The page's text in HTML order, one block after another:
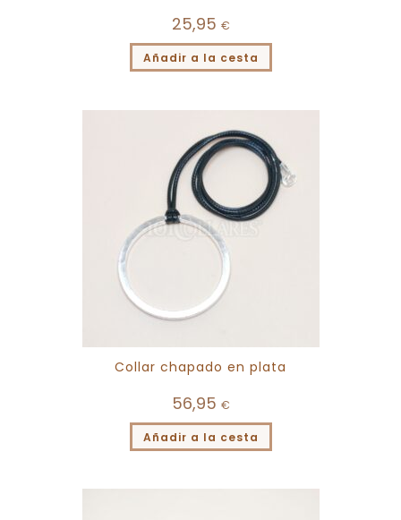
25,95 €
Añadir a la cesta
Collar chapado en plata
56,95 €
Añadir a la cesta